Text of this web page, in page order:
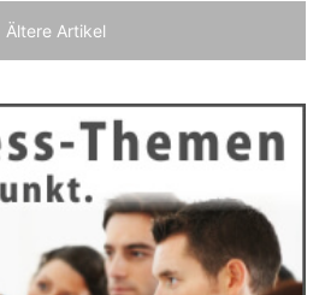
Ältere Artikel